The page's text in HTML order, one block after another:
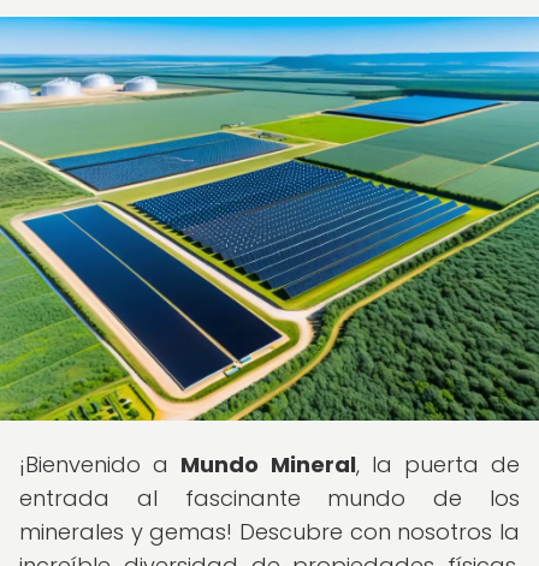
¡Bienvenido a Mundo Mineral, la puerta de
entrada al fascinante mundo de los
minerales y gemas! Descubre con nosotros la